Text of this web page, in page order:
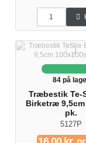
84 på
Træbestik Te-
Birketræ
pk.
5127P